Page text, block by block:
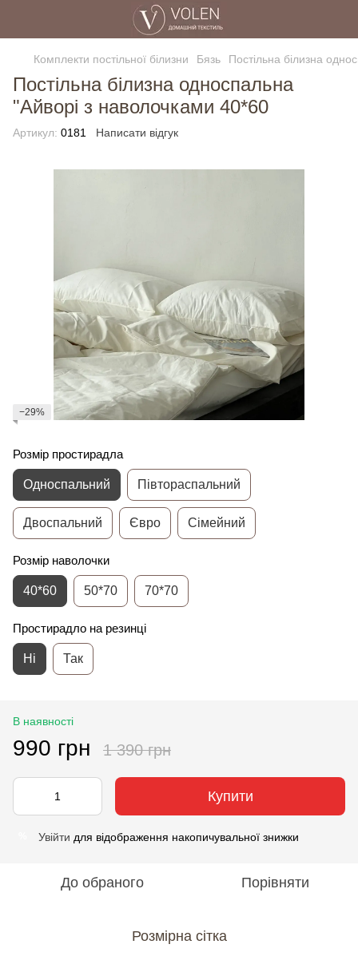
Комплекти постільної білизни Бязь Постільна білизна
Постільна білизна односпальна
"Айворі з наволочками 40*60
Артикул: 0181 Написати відгук
−29%
Розмір простирадла
Односпальний Півтораспальний
Двоспальний Євро Сімейний
Розмір наволочки
40*60 50*70 70*70
Простирадло на резинці
Ні Так
В наявності
990 грн 1 390 грн
Купити
Увійти для відображення накопичувальної знижки
До обраного Порівняти
Розмірна сітка